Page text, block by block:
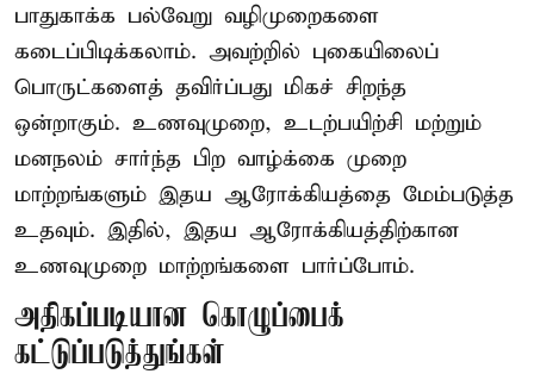
பாதுகாக்க பல்வேறு வழிமுறைகளை
கடைப்பிடிக்கலாம். அவற்றில் புகையிலைப்
பொருட்களைத் தவிர்ப்பது மிகச் சிறந்த
ஒன்றாகும். உணவுமுறை, உடற்பயிற்சி மற்றும்
மனநலம் சார்ந்த பிற வாழ்க்கை முறை
மாற்றங்களும் இதய ஆரோக்கியத்தை மேம்படுத்த
உதவும். இதில், இதய ஆரோக்கியத்திற்கான
உணவுமுறை மாற்றங்களை பார்ப்போம்.
அதிகப்படியான கொழுப்பைக்
கட்டுப்படுத்துங்கள்